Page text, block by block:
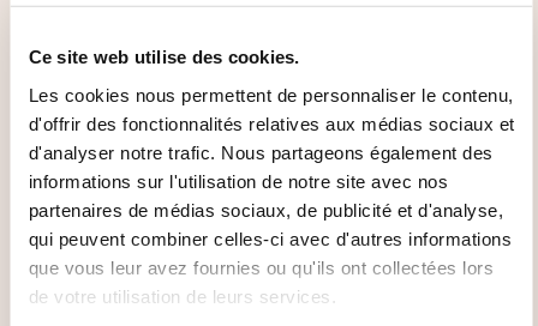
Ce site web utilise des cookies.
Les cookies nous permettent de personnaliser le contenu,
d'offrir des fonctionnalités relatives aux médias sociaux et
d'analyser notre trafic. Nous partageons également des
informations sur l'utilisation de notre site avec nos
partenaires de médias sociaux, de publicité et d'analyse,
qui peuvent combiner celles-ci avec d'autres informations
que vous leur avez fournies ou qu'ils ont collectées lors
de votre utilisation de leurs services.
Protection
Protect a document content
Restrict document formatting
Marking a document as final
QUE RECEVEZ-VOUS À LA FIN DE
LA FORMATION ?